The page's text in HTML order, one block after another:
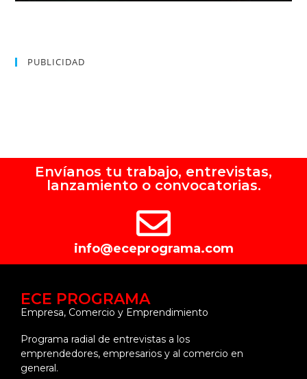
PUBLICIDAD
Envíanos tu trabajo, entrevistas,
lanzamiento o convocatorias.
info@eceprograma.com
ECE PROGRAMA
Empresa, Comercio y Emprendimiento
Programa radial de entrevistas a los
emprendedores, empresarios y al comercio en
general.